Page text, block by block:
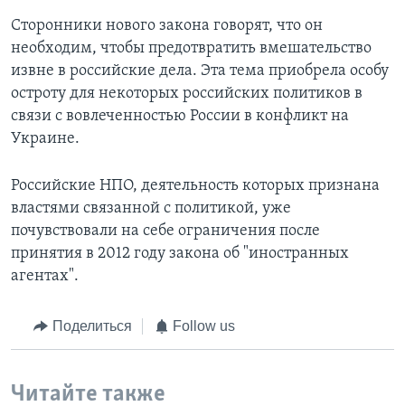
Сторонники нового закона говорят, что он
необходим, чтобы предотвратить вмешательство
извне в российские дела. Эта тема приобрела особу
остроту для некоторых российских политиков в
связи с вовлеченностью России в конфликт на
Украине.
Российские НПО, деятельность которых признана
властями связанной с политикой, уже
почувствовали на себе ограничения после
принятия в 2012 году закона об "иностранных
агентах".
Поделиться Follow us
Читайте также